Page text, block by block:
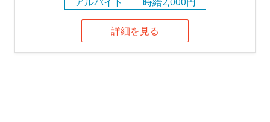
詳細を見る